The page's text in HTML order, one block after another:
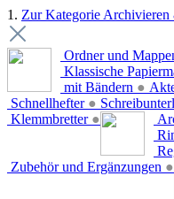
1. Zur Kategorie Archivieren
Ordner und
Klassische
mit Bändern ●
Schnellhefter ●
Klemmbretter ●
Zubehör und Ergänzungen ●